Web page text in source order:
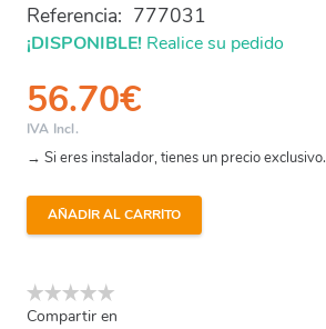
Referencia: 777031
¡DISPONIBLE! Realice su pedido
56.70€
IVA Incl.
→ Si eres instalador, tienes un precio exclusivo.
Ideal
Cuerpo
AÑADIR AL CARRITO
Compartir en